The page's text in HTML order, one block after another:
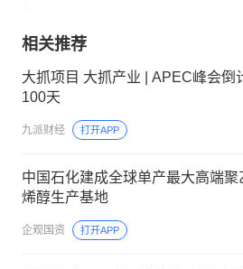
相关推荐
大抓项目 大抓产业 | APEC峰会倒
100天
九派财经 打开APP
中国石化建成全球单产最大高端聚
烯醇生产基地
企观国资 打开APP